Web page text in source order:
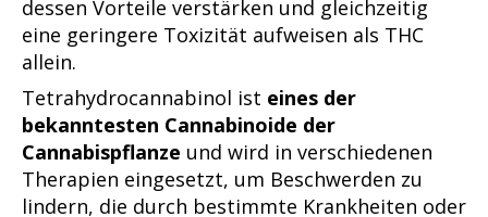
dessen Vorteile verstärken und gleichzeitig
eine geringere Toxizität aufweisen als THC
allein.
Tetrahydrocannabinol ist eines der
bekanntesten Cannabinoide der
Cannabispflanze und wird in verschiedenen
Therapien eingesetzt, um Beschwerden zu
lindern, die durch bestimmte Krankheiten oder